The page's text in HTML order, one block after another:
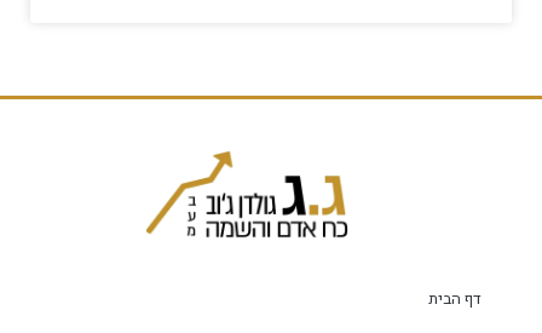
דף הבית